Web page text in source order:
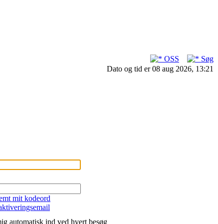
OSS
Søg
Dato og tid er 08 aug 2026, 13:21
mit kodeord
automatisk ind ved hvert besøg